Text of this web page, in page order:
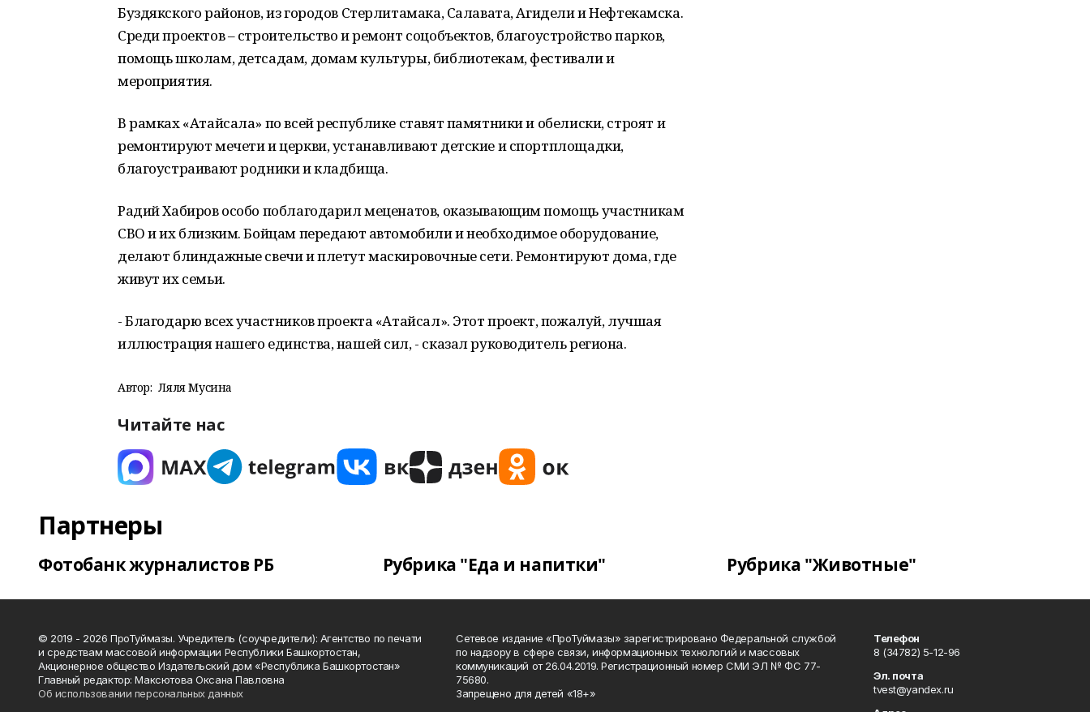
Буздякского районов, из городов Стерлитамака, Салавата, Агидели и Нефтекамска.
Среди проектов – строительство и ремонт соцобъектов, благоустройство парков,
помощь школам, детсадам, домам культуры, библиотекам, фестивали и
мероприятия.
В рамках «Атайсала» по всей республике ставят памятники и обелиски, строят и
ремонтируют мечети и церкви, устанавливают детские и спортплощадки,
благоустраивают родники и кладбища.
Радий Хабиров особо поблагодарил меценатов, оказывающим помощь участникам
СВО и их близким. Бойцам передают автомобили и необходимое оборудование,
делают блиндажные свечи и плетут маскировочные сети. Ремонтируют дома, где
живут их семьи.
- Благодарю всех участников проекта «Атайсал». Этот проект, пожалуй, лучшая
иллюстрация нашего единства, нашей сил, - сказал руководитель региона.
Автор: Ляля Мусина
Читайте нас
Партнеры
Фотобанк журналистов РБ Рубрика "Еда и напитки" Рубрика "Животные"
© 2019 - 2026 ПроТуймазы. Учредитель (соучредители): Агентство по печати
и средствам массовой информации Республики Башкортостан,
Акционерное общество Издательский дом «Республика Башкортостан»
Главный редактор: Максютова Оксана Павловна
Об использовании персональных данных
Сетевое издание «ПроТуймазы» зарегистрировано Федеральной службой
по надзору в сфере связи, информационных технологий и массовых
коммуникаций от 26.04.2019. Регистрационный номер СМИ ЭЛ № ФС 77-
75680.
Запрещено для детей «18+»
Телефон
8 (34782) 5-12-96
Эл. почта
tvest@yandex.ru